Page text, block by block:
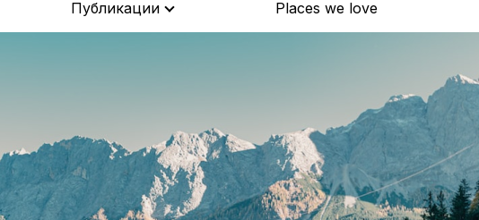
Публикации Places we love